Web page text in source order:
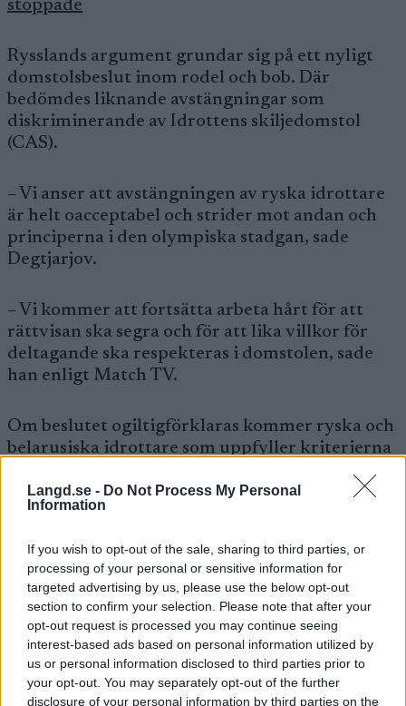
Langd.se - Do Not Process My Personal
Information
If you wish to opt-out of the sale, sharing to third parties, or
processing of your personal or sensitive information for
targeted advertising by us, please use the below opt-out
section to confirm your selection. Please note that after your
opt-out request is processed you may continue seeing
interest-based ads based on personal information utilized by
us or personal information disclosed to third parties prior to
your opt-out. You may separately opt-out of the further
disclosure of your personal information by third parties on the
stoppade
Rysslands argument grundar sig på ett nyligt
domstolsbeslut inom rodel och bob. Där
bedömdes liknande avstängningar som
diskriminerande av Idrottens skiljedomstol
(CAS).
– Vi anser att avstängningen av ryska idrottare
är helt oacceptabel och strider mot andan och
principerna i den olympiska stadgan, sade
Degtjarjov.
– Vi kommer att fortsätta arbeta hårt för att
rättvisan ska segra och för att lika villkor för
deltagande ska respekteras i domstolen, sade
han enligt Match TV.
Om beslutet ogiltigförklaras kommer ryska och
belarusiska idrottare som uppfyller kriterierna
också att få delta i världscupen. Vilket gör det
möjligt för dem att kvalificera sig till OS.
Norsk advokat tror att ryssarna kan få
gehör
Nu tror den norske advokatprofilen Pål Kleven
att ryssarna kan vinna framgång med ett sådant
överklagande mot FIS. Han är en av Norges
mest erfarna jurister inom idrott.